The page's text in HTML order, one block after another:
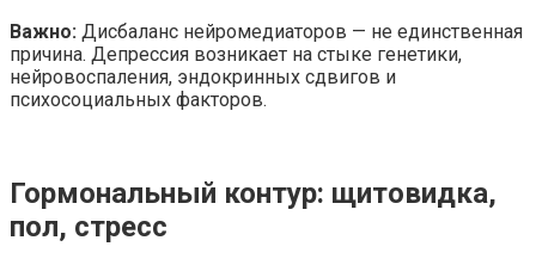
Важно: Дисбаланс нейромедиаторов — не единственная
причина. Депрессия возникает на стыке генетики,
нейровоспаления, эндокринных сдвигов и
психосоциальных факторов.
Гормональный контур: щитовидка,
пол, стресс